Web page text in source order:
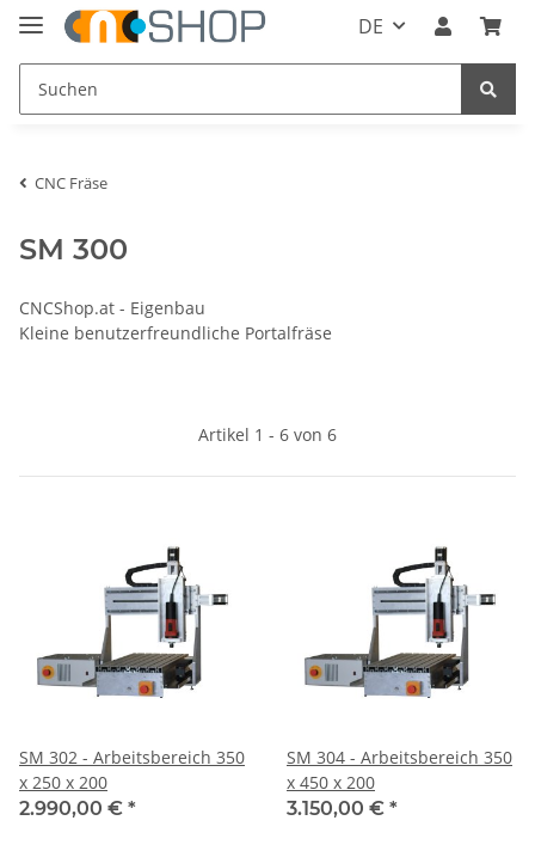
DE
CNC Fräse
SM 300
CNCShop.at - Eigenbau
Kleine benutzerfreundliche Portalfräse
Artikel 1 - 6 von 6
SM 302 - Arbeitsbereich 350
x 250 x 200
2.990,00 € *
SM 304 - Arbeitsbereich 350
x 450 x 200
3.150,00 € *